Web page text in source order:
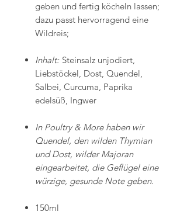
geben und fertig köcheln lassen;
dazu passt hervorragend eine
Wildreis;
Inhalt: Steinsalz unjodiert,
Liebstöckel, Dost, Quendel,
Salbei, Curcuma, Paprika
edelsüß, Ingwer
In Poultry & More haben wir
Quendel, den wilden Thymian
und Dost, wilder Majoran
eingearbeitet, die Geflügel eine
würzige, gesunde Note geben.
150ml